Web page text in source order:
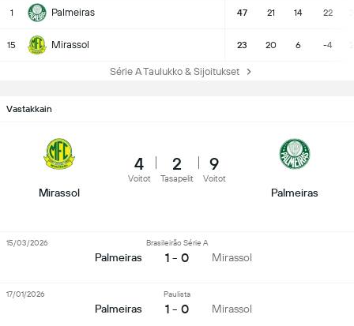
1 Palmeiras 47 21 14 22
15 Mirassol 23 20 6 -4
Série A Taulukko & Sijoitukset
Vastakkain
Mirassol
4
Voitot
2
Tasapelit
9
Voitot
Palmeiras
Palmeiras
Brasileirão Série A
1 - 0 Mirassol
15/03/2026
Palmeiras
Paulista
1 - 0 Mirassol
17/01/2026